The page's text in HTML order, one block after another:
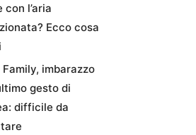
con l’aria
Ecco cosa
Family, imbarazzo
gesto di
difficile da